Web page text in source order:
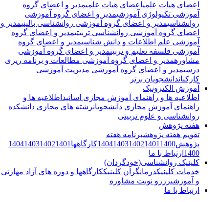
اعضای هیات علمیاعضای هیات علمیمدیر و اعضای گروه
آموزشی تکنولوژی آموزشیمدیر و اعضای گروه آموزشی
روانشناسیمدیر و اعضای گروه آموزشی روانشناسی بالینیمدیر و
اعضای گروه آموزشی روانشناسی تربیتیمدیر و اعضای گروه
آموزشی علم اطلاعات و دانش شناسیمدیر و اعضای گروه
آموزشی فلسفه تعلیم و تربیتمدیر و اعضای گروه آموزشی
مشاوره مدیر و اعضای گروه آموزشی مطالعات و برنامه ریزی
درسیمدیر و اعضای گروه آموزشی مدیریت آموزشی
کارکناندانشجویان برتر
آموزش الکترونیک
اطلاعیه ها و راهنمای آموزش مجازی اساتیداطلاعیه ها و
راهنمای آموزش مجازی دانشجویانرشته های مجازی دانشکده
روانشناسی و علوم تربیتی
هفته پژوهش
تقویم هفته پژوهشبرنامه هفته
پژوهش
14041403140214011400 کارگاهها 1404140314021401
1400ارتباط با ما
کلینیک روانشناسی(خودگردان)
خدمات کلینیکدرمانگران کلینیککارگاهها و دوره های آزاد مهارتی
و آموزشیرزرو نوبت مشاوره
ارتباط با ما